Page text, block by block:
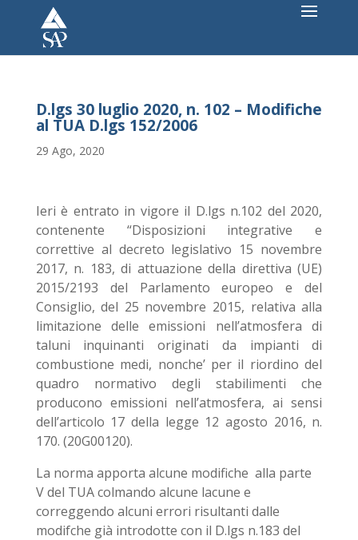
D.lgs 30 luglio 2020, n. 102 – Modifiche
al TUA D.lgs 152/2006
29 Ago, 2020
Ieri è entrato in vigore il D.lgs n.102 del 2020,
contenente “Disposizioni integrative e
correttive al decreto legislativo 15 novembre
2017, n. 183, di attuazione della direttiva (UE)
2015/2193 del Parlamento europeo e del
Consiglio, del 25 novembre 2015, relativa alla
limitazione delle emissioni nell’atmosfera di
taluni inquinanti originati da impianti di
combustione medi, nonche’ per il riordino del
quadro normativo degli stabilimenti che
producono emissioni nell’atmosfera, ai sensi
dell’articolo 17 della legge 12 agosto 2016, n.
170. (20G00120).
La norma apporta alcune modifiche alla parte
V del TUA colmando alcune lacune e
correggendo alcuni errori risultanti dalle
modifche già introdotte con il D.lgs n.183 del